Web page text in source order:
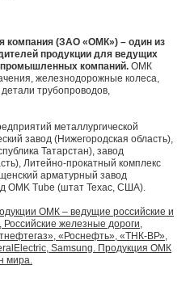
компания (ЗАО «ОМК») – один из
продукции для ведущих
промышленных компаний. ОМК
железнодорожные колеса,
трубопроводов,
металлургической
завод (Нижегородская область),
Татарстан), завод
Литейно-прокатный комплекс
арматурный завод
OMK Tube (штат Техас, США).
ОМК – ведущие российские и
железные дороги,
«Роснефть», «ТНК-ВР»,
Samsung. Продукция ОМК
мира.